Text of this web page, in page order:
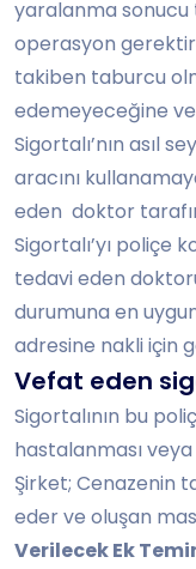
yaralanma
operasyon
takiben taburcu
edemeyeceğine
Sigortalı’nın asıl
aracını
eden doktor
Sigortalı’yı poliçe
tedavi eden
durumuna en
adresine nakli için
Vefat eden
Sigortalının bu
hastalanması
Şirket; Cenazenin
eder ve oluşan
Verilecek Ek